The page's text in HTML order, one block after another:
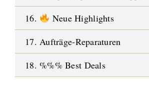
16.
Neue Highlights
17. Aufträge-Reparaturen
18. %%% Best Deals